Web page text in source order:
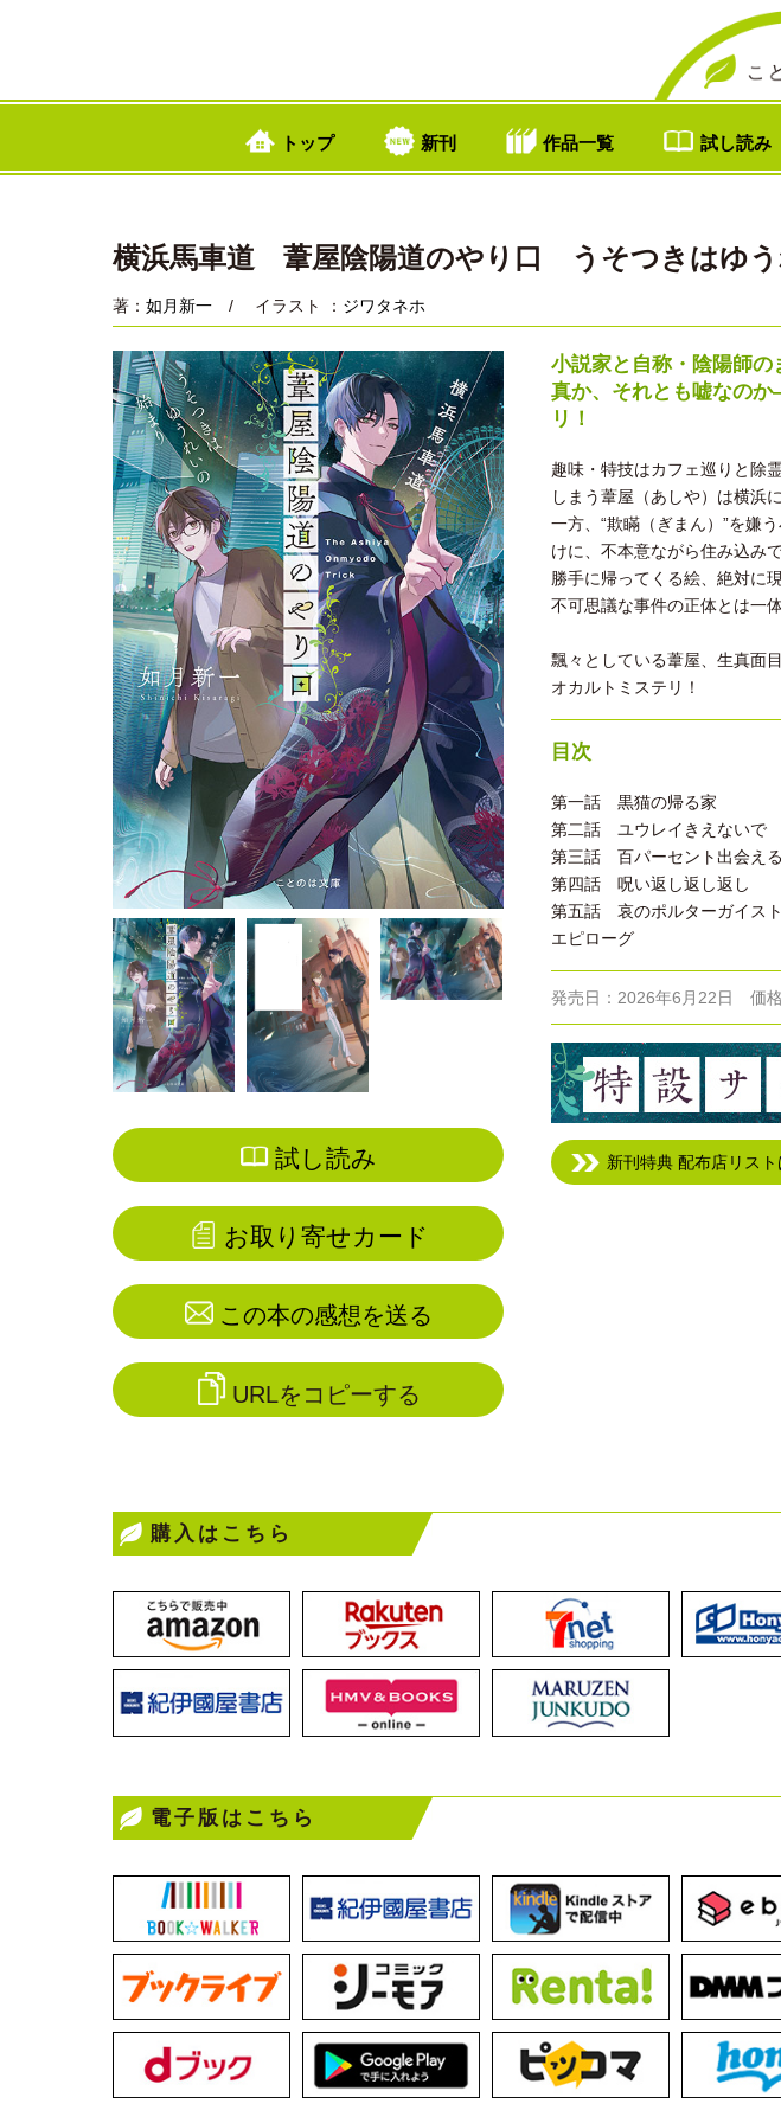
トップ 新刊 作品一覧 試し読み
横浜馬車道 葦屋陰陽道のやり口 うそつきはゆう
著： 如月新一/ イラスト ： ジワタネホ
試し読み
お取り寄せカード
この本の感想を送る
URLをコピーする
小説家と自称・陰陽師
真か、それとも嘘なの
リ！
趣味・特技はカフェ巡りと除
しまう葦屋（あしや）は横浜
一方、“欺瞞（ぎまん）”を嫌
けに、不本意ながら住み込み
勝手に帰ってくる絵、絶対に
不可思議な事件の正体とは一
飄々としている葦屋、生真面
オカルトミステリ！
目次
第一話 黒猫の帰る家
第二話 ユウレイきえないで
第三話 百パーセント出会え
第四話 呪い返し返し返し
第五話 哀のポルターガイスト
エピローグ
発売日：2026年6月22日 価格
新刊特典 配布店リスト
購入はこちら
電子版はこちら